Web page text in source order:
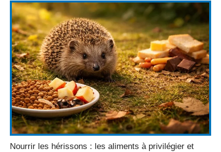
Nourrir les hérissons : les aliments à privilégier et